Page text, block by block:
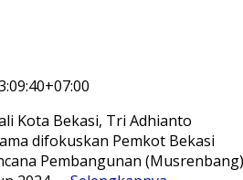
Kota Bekasi, Tri Adhianto
difokuskan Pemkot Bekasi
Pembangunan (Musrenbang)